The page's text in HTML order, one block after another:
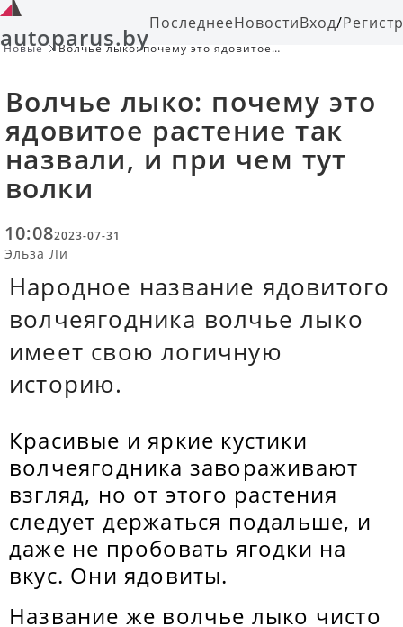
autoparus.byПоследнееНовостиВход/
Новые
Волчье лыко: почему это ядовитое
Волчье лыко: почему это
ядовитое растение так
назвали, и при чем тут
волки
10:082023-07-31
Эльза Ли
Народное название ядовитого
волчеягодника волчье лыко
имеет свою логичную
историю.
Красивые и яркие кустики
волчеягодника завораживают
взгляд, но от этого растения
следует держаться подальше, и
даже не пробовать ягодки на
вкус. Они ядовиты.
Название же волчье лыко чисто